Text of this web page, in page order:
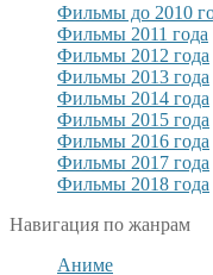
Фильмы до 2010
Фильмы 2011 года
Фильмы 2012 года
Фильмы 2013 года
Фильмы 2014 года
Фильмы 2015 года
Фильмы 2016 года
Фильмы 2017 года
Фильмы 2018 года
Навигация по жанрам
Аниме